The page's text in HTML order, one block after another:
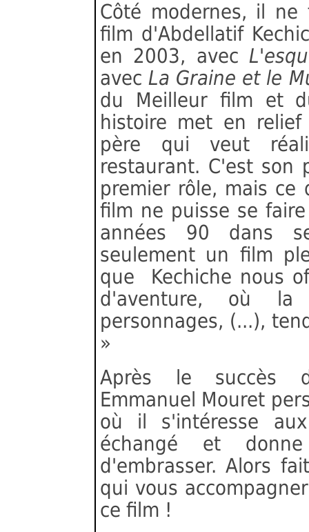
Côté modernes, il
film d'Abdellatif
en 2003, avec
avecLa Graine et le
du Meilleur film et
histoire met en
père qui veut
restaurant. C'est son
premier rôle, mais ce
film ne puisse se
années 90 dans
seulement un film
que Kechiche nous
d'aventure, où la
personnages, (...),
»
Après le
Emmanuel Mouret
où il s'intéresse
échangé et
d'embrasser. Alors
qui vous
ce film !